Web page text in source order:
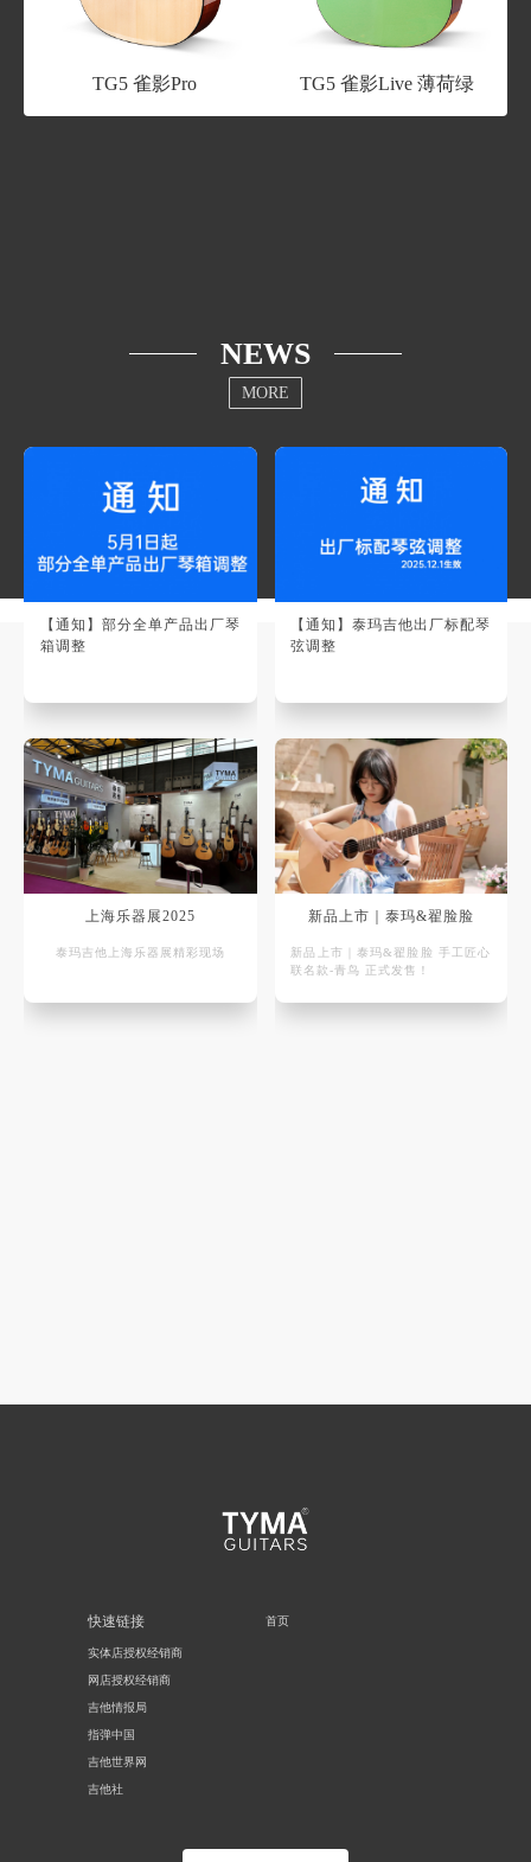
TG5 雀影Pro TG5 雀影Live 薄荷绿
NEWS
MORE
【通知】部分全单产品出厂琴
箱调整
【通知】泰玛吉他出厂标配琴
弦调整
上海乐器展2025
泰玛吉他上海乐器展精彩现场
新品上市｜泰玛&翟脸脸
新品上市｜泰玛&翟脸脸 手工匠心
联名款-青鸟 正式发售！
快速链接
实体店授权经销商
网店授权经销商
吉他情报局
指弹中国
吉他世界网
吉他社
首页